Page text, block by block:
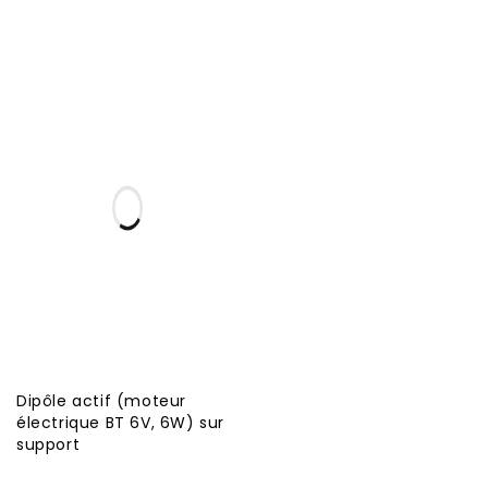
Dipôle actif (moteur
électrique BT 6V, 6W) sur
support